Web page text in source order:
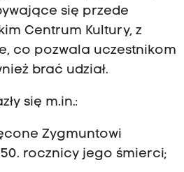
się przede
Centrum Kultury, z
co pozwala uczestnikom
brać udział.
się m.in.:
Zygmuntowi
rocznicy jego śmierci;